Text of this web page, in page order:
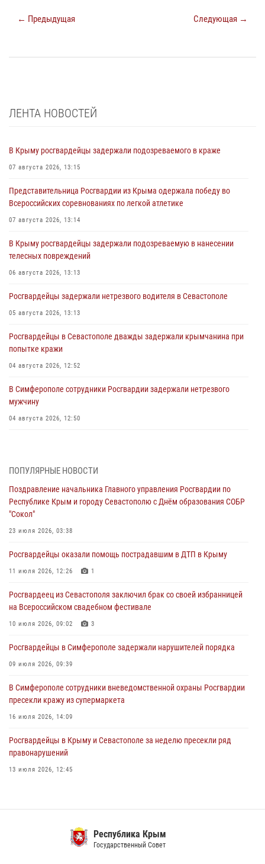
← Предыдущая Следующая →
ЛЕНТА НОВОСТЕЙ
В Крыму росгвардейцы задержали подозреваемого в краже
07 августа 2026, 13:15
Представительница Росгвардии из Крыма одержала победу во
Всероссийских соревнованиях по легкой атлетике
07 августа 2026, 13:14
В Крыму росгвардейцы задержали подозреваемую в нанесении
телесных повреждений
06 августа 2026, 13:13
Росгвардейцы задержали нетрезвого водителя в Севастополе
05 августа 2026, 13:13
Росгвардейцы в Севастополе дважды задержали крымчанина при
попытке кражи
04 августа 2026, 12:52
В Симферополе сотрудники Росгвардии задержали нетрезвого
мужчину
04 августа 2026, 12:50
03 августа 2026, 14:08
В Симферополе росгвардейцы задержали гражданина,
подозреваемого в совершении серии краж
объекте в Севастополе
30 июля 2026, 12:13
Росгвардейцы Севастополя пресекли противоправные действия на
охраняемом объекте
29 июля 2026, 12:34
ПОПУЛЯРНЫЕ НОВОСТИ
Поздравление начальника Главного управления Росгвардии по
Республике Крым и городу Севастополю с Днём образования СОБР
"Сокол"
23 июля 2026, 03:38
Росгвардейцы оказали помощь пострадавшим в ДТП в Крыму
11 июля 2026, 12:26 1
Росгвардеец из Севастополя заключил брак со своей избранницей
на Всероссийском свадебном фестивале
10 июля 2026, 09:02 3
Росгвардейцы в Симферополе задержали нарушителей порядка
09 июля 2026, 09:39
В Симферополе сотрудники вневедомственной охраны Росгвардии
пресекли кражу из супермаркета
16 июля 2026, 14:09
Росгвардейцы в Крыму и Севастополе за неделю пресекли ряд
правонарушений
13 июля 2026, 12:45
21 июля 2026, 13:18
Росгвардия в Крыму и Севастополе задержала ряд
правонарушителей
Республика Крым
Государственный Совет